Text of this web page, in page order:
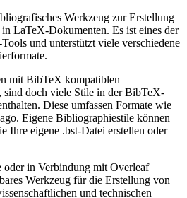
Werkzeug zur Erstellung
LaTeX-Dokumenten. Es ist eines der
und unterstützt viele verschiedene
mit BibTeX kompatiblen
sind doch viele Stile in der BibTeX-
Diese umfassen Formate wie
Eigene Bibliographiestile können
Ihre eigene .bst-Datei erstellen oder
in Verbindung mit Overleaf
Werkzeug für die Erstellung von
und technischen